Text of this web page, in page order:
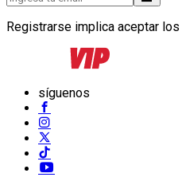
Registrarse implica aceptar los
síguenos